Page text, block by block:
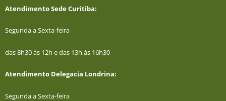
Atendimento Sede Curitiba:
Segunda a Sexta-feira
das 8h30 às 12h e das 13h às 16h30
Atendimento Delegacia Londrina:
Segunda a Sexta-feira